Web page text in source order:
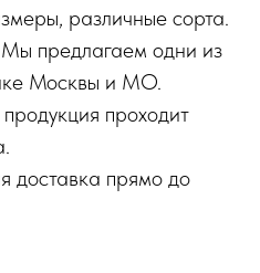
различные сорта.
Мы предлагаем одни из
Москвы и МО.
продукция проходит
доставка прямо до